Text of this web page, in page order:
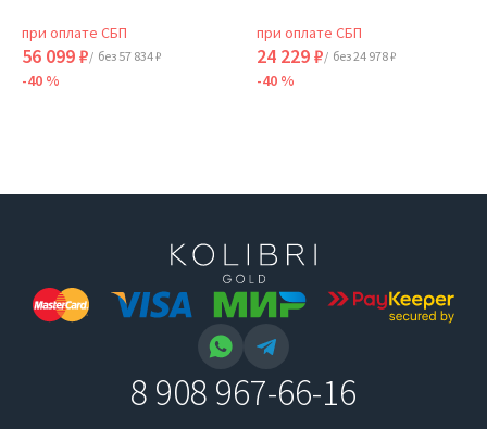
при оплате СБП
56 099 ₽/ без 57 834 ₽
-40 %
при оплате СБП
24 229 ₽/ без 24 978 ₽
-40 %
8 908 967-66-16